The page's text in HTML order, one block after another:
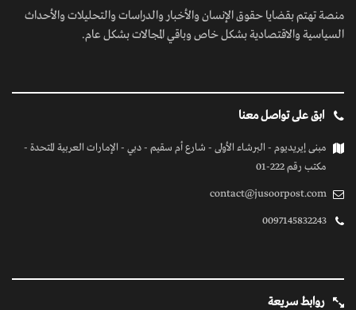
منصة تهتم بقضايا حقوق الإنسان والأخبار والدراسات والتحليلات والأحداث
السياسية والاقتصادية بشكل خاص وباقي المجالات بشكل عام.
ابق على تواصل معنا
مبنى إيريديوم - البرشاء الأولى - شارع أم سقيم - دبي - الإمارات العربية المتحدة -
مكتب رقم 222-01
contact@jusoorpost.com
0097145832243
روابط سريعة